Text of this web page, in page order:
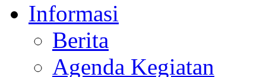
Informasi
Berita
Agenda Kegiatan